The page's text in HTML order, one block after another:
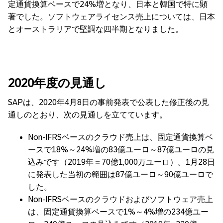
定通貨換算ベースで24%増となり、日本と韓国で特に顕
著でした。ソフトウェアライセンス売上については、日本
とオーストラリアで堅調な四半期となりました。
2020年度の見通し
SAPは、2020年4月8日の事前発表で公表した修正後の見
通しのとおり、次の見通しを立てています。
Non-IFRSベースのクラウド売上は、固定通貨換算ベ
ースで18%～24%増の83億ユーロ～87億ユーロの見
込みです（2019年＝70億1,000万ユーロ）。1月28日
に発表した当初の範囲は87億ユーロ～90億ユーロで
した。
Non-IFRSベースのクラウドおよびソフトウェア売上
は、固定通貨換算ベースで1%～4%増の234億ユー